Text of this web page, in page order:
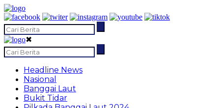
✖
Headline News
Nasional
Banggai Laut
Bukit Tidar